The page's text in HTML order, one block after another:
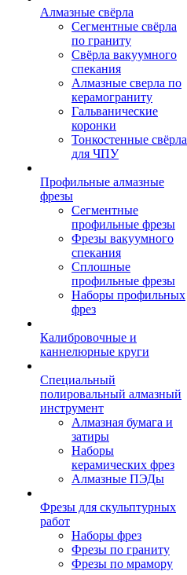
Алмазные свёрла
Сегментные свёрла
по граниту
Свёрла вакуумного
спекания
Алмазные сверла по
керамограниту
Гальванические
коронки
Тонкостенные свёрла
для ЧПУ
Профильные алмазные
фрезы
Сегментные
профильные фрезы
Фрезы вакуумного
спекания
Сплошные
профильные фрезы
Наборы профильных
фрез
Калибровочные и
каннелюрные круги
Специальный
полировальный алмазный
инструмент
Алмазная бумага и
затиры
Наборы
керамических фрез
Алмазные ПЭДы
Фрезы для скульптурных
работ
Наборы фрез
Фрезы по граниту
Фрезы по мрамору